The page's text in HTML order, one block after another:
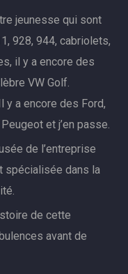
jeunesse qui sont
928, 944, cabriolets,
il y a encore des
VW Golf.
y a encore des Ford,
et j’en passe.
de l’entreprise
spécialisée dans la
de cette
avant de